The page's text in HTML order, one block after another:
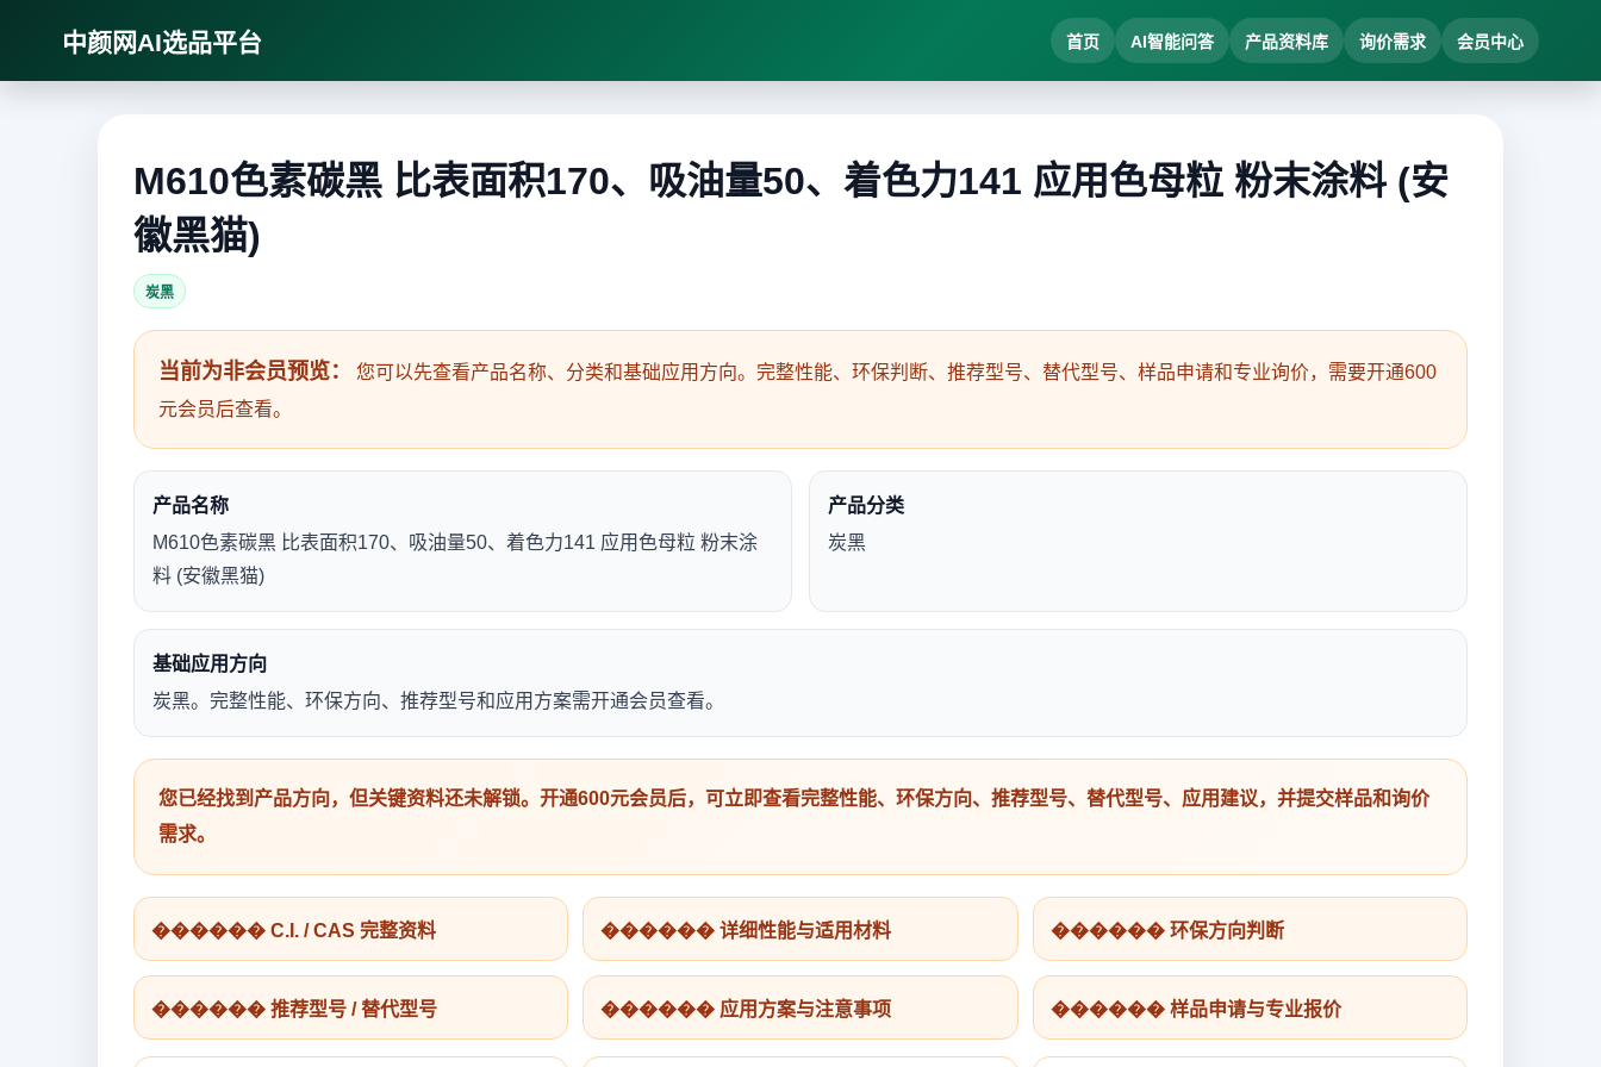
中颜网AI选品平台 首页 AI智能问答 产品资料库 询价需求 会员中心
M610色素碳黑 比表面积170、吸油量50、着色力141 应用色母粒 粉末涂料 (安
徽黑猫)
炭黑
当前为非会员预览：
您可以先查看产品名称、分类和基础应用方向。完整性能、环保判断、推荐型号、替代型号、样品申请和专业询价，需要开通600
元会员后查看。
产品名称
M610色素碳黑 比表面积170、吸油量50、着色力141 应用色母粒 粉末涂
料 (安徽黑猫)
产品分类
炭黑
基础应用方向
炭黑。完整性能、环保方向、推荐型号和应用方案需开通会员查看。
您已经找到产品方向，但关键资料还未解锁。开通600元会员后，可立即查看完整性能、环保方向、推荐型号、替代型号、应用建议，并提交样品和询价
需求。
������ C.I. / CAS 完整资料 ������ 详细性能与适用材料 ������ 环保方向判断
������ 推荐型号 / 替代型号 ������ 应用方案与注意事项 ������ 样品申请与专业报价